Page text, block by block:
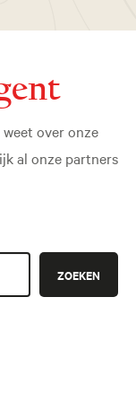
over onze
al onze partners